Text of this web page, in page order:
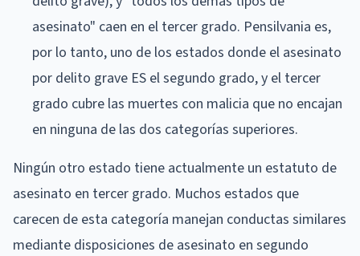
asesinato" caen en el tercer grado. Pensilvania es,
por lo tanto, uno de los estados donde el asesinato
por delito grave ES el segundo grado, y el tercer
grado cubre las muertes con malicia que no encajan
en ninguna de las dos categorías superiores.
Ningún otro estado tiene actualmente un estatuto de
asesinato en tercer grado. Muchos estados que
carecen de esta categoría manejan conductas similares
mediante disposiciones de asesinato en segundo